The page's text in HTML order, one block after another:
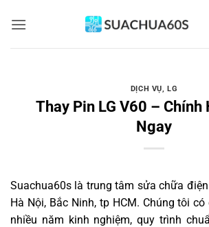
qua
DỊCH VỤ, LG
Thay Pin LG V60 – Chính
Ngay
Suachua60s là trung tâm sửa chữa
Hà Nội, Bắc Ninh, tp HCM. Chúng tôi
nhiều năm kinh nghiệm, quy trình